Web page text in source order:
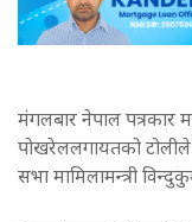
मंगलबार नेपाल पत्रकार
पोखरेललगायतको
सभा मामिलामन्त्री